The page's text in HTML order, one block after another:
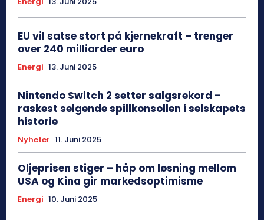
EU vil satse stort på kjernekraft – trenger
over 240 milliarder euro
Energi 13. Juni 2025
Nintendo Switch 2 setter salgsrekord –
raskest selgende spillkonsollen i selskapets
historie
Nyheter 11. Juni 2025
Oljeprisen stiger – håp om løsning mellom
USA og Kina gir markedsoptimisme
Energi 10. Juni 2025